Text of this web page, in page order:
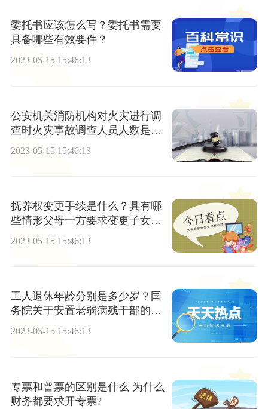
委托书应该怎么写？委托书需要
具备哪些有效要件？
2023-05-15 15:46:13
公安机关消防机构对火灾进行调
查时火灾事故调查人员人数是如
2023-05-15 15:46:13
抚养权变更手续是什么？具有哪
些情形父母一方要求变更子女抚
2023-05-15 15:46:13
工人退休年龄分别是多少岁？国
务院关于安置老弱病残干部的暂
行办法第四条内容
2023-05-15 15:46:13
专票和普票的区别是什么 为什么
财务都要求开专票?